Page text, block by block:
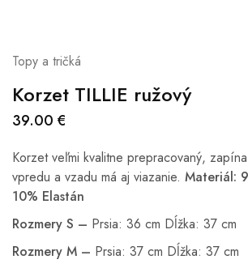
Topy a tričká
Korzet TILLIE ružový
39.00 €
Korzet veľmi kvalitne prepracovaný,
vpredu a vzadu má aj viazanie. Materiál:
10% Elastán
Rozmery S – Prsia: 36 cm Dĺžka: 37 cm
Rozmery M – Prsia: 37 cm Dĺžka: 37 cm